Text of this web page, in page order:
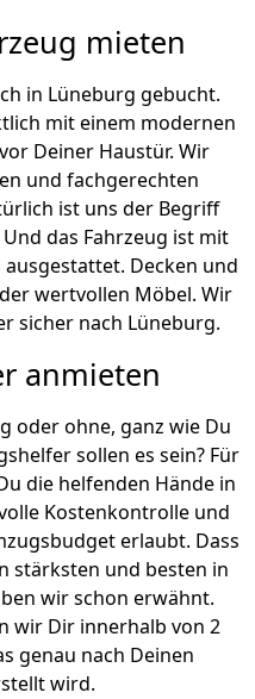
mieten
in Lüneburg gebucht.
mit einem modernen
Deiner Haustür. Wir
und fachgerechten
ist uns der Begriff
das Fahrzeug ist mit
Decken und
wertvollen Möbel. Wir
sicher nach Lüneburg.
anmieten
oder ohne, ganz wie Du
sollen es sein? Für
die helfenden Hände in
Kostenkontrolle und
erlaubt. Dass
stärksten und besten in
wir schon erwähnt.
wir Dir innerhalb von 2
genau nach Deinen
wird.